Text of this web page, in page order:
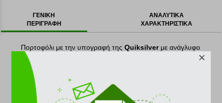
ΓΕΝΙΚΗ
ΠΕΡΙΓΡΑΦΗ
ΑΝΑΛΥΤΙΚΑ
ΧΑΡΑΚΤΗΡΙΣΤΙΚΑ
Πορτοφόλι με την υπογραφή τηςQuiksilverμε ανάγλυφο
σχέδιο, σε μαύρο χρώμα.
Είναι κατασκευασμένο εξωτερικά και εσωτερικά από
δέρμα.
Διαθέτει θέση για τα χαρτονομίσματα, θήκες για κάρτες
αλλά και θήκη για τα κέρματα που κλείνει με φερμουάρ.